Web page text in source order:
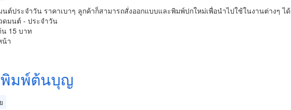
ต์ประจำวัน ราคาเบาๆ ลูกค้าก็สามารถสั่งออกแบบและพิมพ์ปกใหม่เพื่อนำไปใช้ในงานต่างๆ ได้
มนต์ - ประจำวัน
น 15 บาท
น้า
มพ์ต้นบุญ